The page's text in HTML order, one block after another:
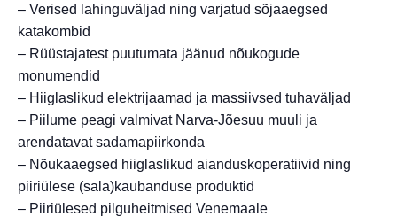
– Verised lahinguväljad ning varjatud sõjaaegsed
katakombid
– Rüüstajatest puutumata jäänud nõukogude
monumendid
– Hiiglaslikud elektrijaamad ja massiivsed tuhaväljad
– Piilume peagi valmivat Narva-Jõesuu muuli ja
arendatavat sadamapiirkonda
– Nõukaaegsed hiiglaslikud aianduskoperatiivid ning
piiriülese (sala)kaubanduse produktid
– Piiriülesed pilguheitmised Venemaale